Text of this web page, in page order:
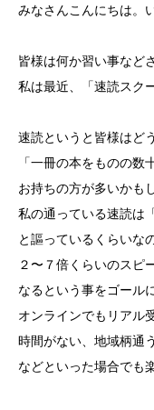
みなさんこんにちは。
皆様は何か習い事など
私は最近、「速読スク
速読というと皆様はど
「一冊の本をものの数
お持ちの方が多いかも
私の通っている速読は
と謳っているくらいな
２〜７倍くらいのスピ
なるという事をゴール
オンラインでもリアル
時間がない、地域柄通
などといった場合でも